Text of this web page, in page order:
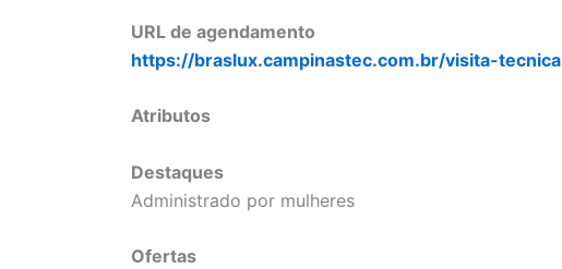
URL de agendamento
https://braslux.campinastec.com.br/visita-tecnica
Atributos
Destaques
Administrado por mulheres
Ofertas